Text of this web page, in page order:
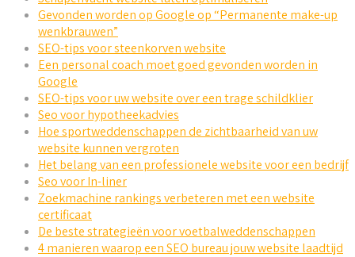
Gevonden worden op Google op “Permanente make-up
wenkbrauwen”
SEO-tips voor steenkorven website
Een personal coach moet goed gevonden worden in
Google
SEO-tips voor uw website over een trage schildklier
Seo voor hypotheekadvies
Hoe sportweddenschappen de zichtbaarheid van uw
website kunnen vergroten
Het belang van een professionele website voor een bedrijf
Seo voor In-liner
Zoekmachine rankings verbeteren met een website
certificaat
De beste strategieën voor voetbalweddenschappen
4 manieren waarop een SEO bureau jouw website laadtijd